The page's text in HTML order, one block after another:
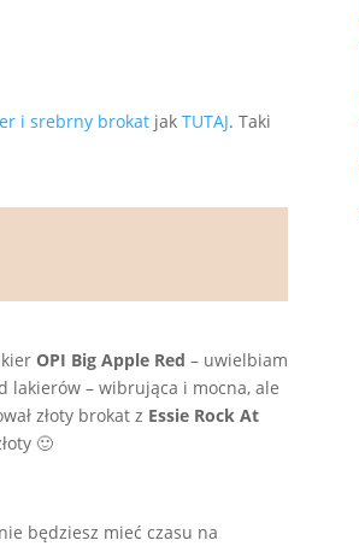
i srebrny brokat jakTUTAJ. Taki
OPI Big Apple Red – uwielbiam
lakierów – wibrująca i mocna, ale
złoty brokat z Essie Rock At
🙂
będziesz mieć czasu na